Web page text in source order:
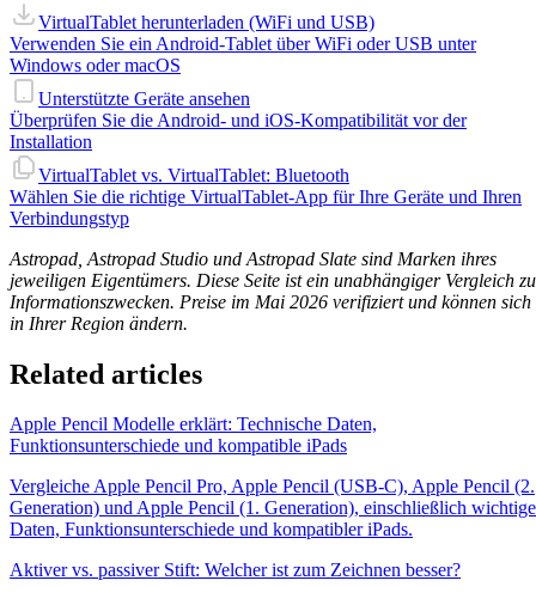
VirtualTablet herunterladen (WiFi und USB)
Verwenden Sie ein Android-Tablet über WiFi oder USB unter
Windows oder macOS
Unterstützte Geräte ansehen
Überprüfen Sie die Android- und iOS-Kompatibilität vor der
Installation
VirtualTablet vs. VirtualTablet: Bluetooth
Wählen Sie die richtige VirtualTablet-App für Ihre Geräte und Ihren
Verbindungstyp
Astropad, Astropad Studio und Astropad Slate sind Marken ihres
jeweiligen Eigentümers. Diese Seite ist ein unabhängiger Vergleich zu
Informationszwecken. Preise im Mai 2026 verifiziert und können sich
in Ihrer Region ändern.
Related articles
Apple Pencil Modelle erklärt: Technische Daten,
Funktionsunterschiede und kompatible iPads
Vergleiche Apple Pencil Pro, Apple Pencil (USB-C), Apple Pencil (2.
Generation) und Apple Pencil (1. Generation), einschließlich
Daten, Funktionsunterschiede und kompatibler iPads.
Aktiver vs. passiver Stift: Welcher ist zum Zeichnen besser?